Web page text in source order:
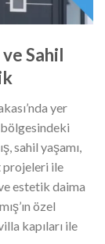
Sahil
yer
bölgesindeki
sahil yaşamı,
projeleri ile
estetik daima
özel
kapıları ile